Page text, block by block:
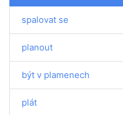
spalovat se
planout
být v plamenech
plát